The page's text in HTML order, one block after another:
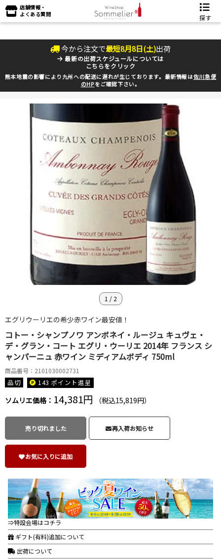
店舗情報・
よくある質問
探す
今から注文で最短8月8日(土)出荷
最新の出荷スケジュールについては
こちらをクリック
熊本地震の影響により九州への配送に遅れが生じております。最新情報は佐川急便
のHPをご確認下さい。
1 / 2
エグリウーリエの希少赤ワイン最安値！
コトー・シャンプノワ アンボネイ・ルージュ キュヴェ・
デ・グラン・コート エグリ・ウーリエ 2014年 フランス シ
ャンパーニュ 赤ワイン ミディアムボディ 750ml
商品番号：2101030002731
品切 143 ポイント進呈
ソムリエ価格： 14,381円 （税込15,819円）
売り切れました 再入荷お知らせ
お気に入りに追加
⇒特設会場はコチラ
ギフト(有料)追加について
出荷について